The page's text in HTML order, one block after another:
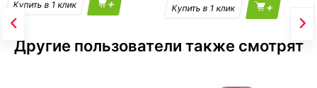
+ +
Другие пользователи также смотрят